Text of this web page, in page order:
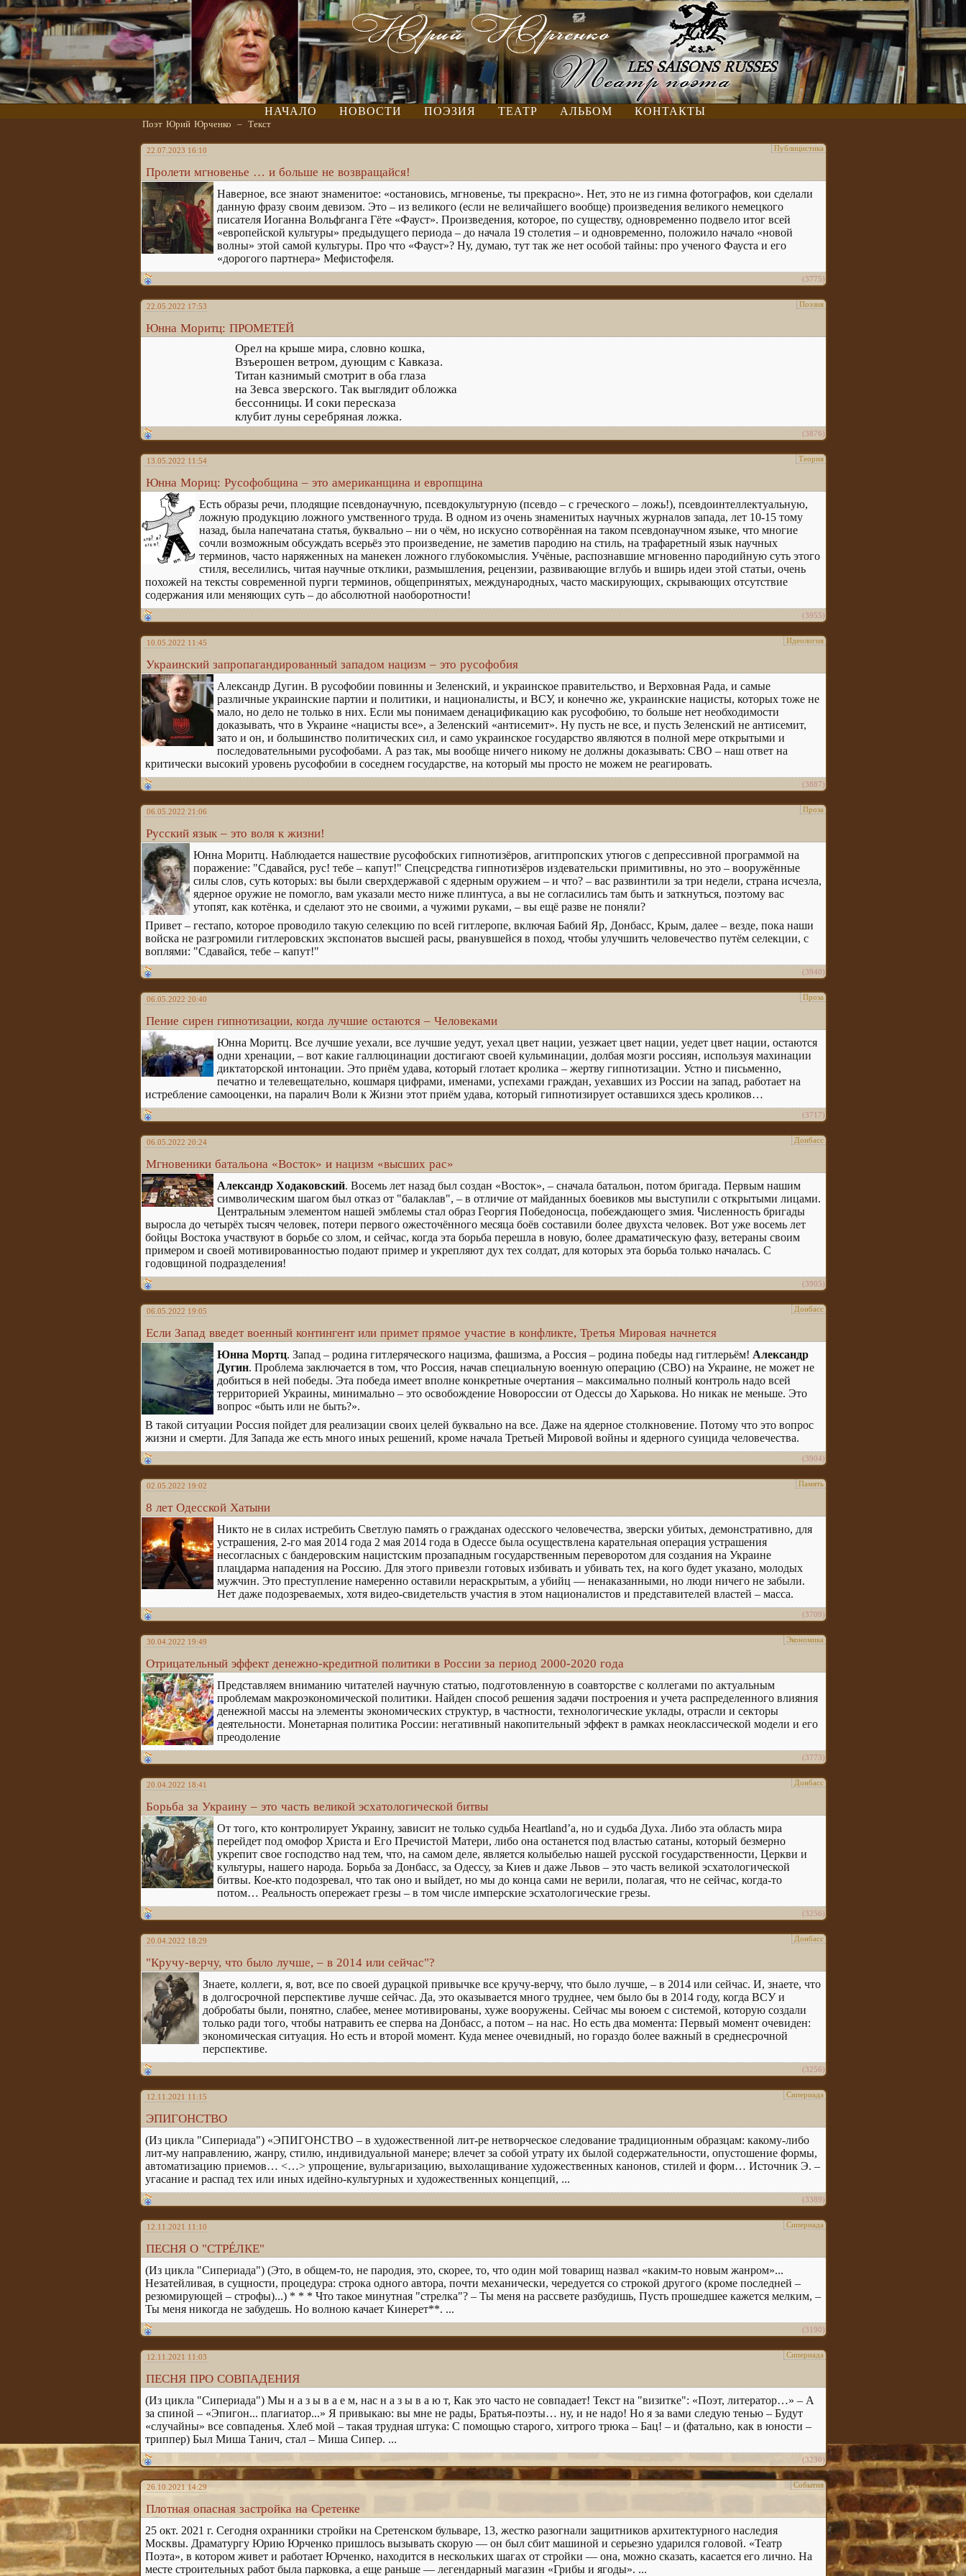
НАЧАЛО НОВОСТИ ПОЭЗИЯ ТЕАТР АЛЬБОМ КОНТАКТЫ
Поэт Юрий Юрченко – Текст
22.07.2023 16:10 Публицистика
Пролети мгновенье … и больше не возвращайся!
Наверное, все знают знаменитое: «остановись, мгновенье, ты прекрасно». Нет, это не из гимна фотографов, кои сделали
данную фразу своим девизом. Это – из великого (если не величайшего вообще) произведения великого немецкого
писателя Иоганна Вольфганга Гёте «Фауст». Произведения, которое, по существу, одновременно подвело итог всей
«европейской культуры» предыдущего периода – до начала 19 столетия – и одновременно, положило начало «новой
волны» этой самой культуры. Про что «Фауст»? Ну, думаю, тут так же нет особой тайны: про ученого Фауста и его
«дорогого партнера» Мефистофеля.
(3775)
22.05.2022 17:53 Поэзия
Юнна Моритц: ПРОМЕТЕЙ
Орел на крыше мира, словно кошка,
Взъерошен ветром, дующим с Кавказа.
Титан казнимый смотрит в оба глаза
на Зевса зверского. Так выглядит обложка
бессонницы. И соки пересказа
клубит луны серебряная ложка.
(3876)
13.05.2022 11:54 Теория
Юнна Мориц: Русофобщина – это американщина и европщина
Есть образы речи, плодящие псевдонаучную, псевдокультурную (псевдо – с греческого – ложь!), псевдоинтеллектуальную,
ложную продукцию ложного умственного труда. В одном из очень знаменитых научных журналов запада, лет 10-15 тому
назад, была напечатана статья, буквально – ни о чём, но искусно сотворённая на таком псевдонаучном языке, что многие
сочли возможным обсуждать всерьёз это произведение, не заметив пародию на стиль, на трафаретный язык научных
терминов, часто наряженных на манекен ложного глубокомыслия. Учёные, распознавшие мгновенно пародийную суть этого
стиля, веселились, читая научные отклики, размышления, рецензии, развивающие вглубь и вширь идеи этой статьи, очень
похожей на тексты современной пурги терминов, общепринятых, международных, часто маскирующих, скрывающих отсутствие
содержания или меняющих суть – до абсолютной наоборотности!
(3955)
10.05.2022 11:45 Идеология
Украинский запропагандированный западом нацизм – это русофобия
Александр Дугин. В русофобии повинны и Зеленский, и украинское правительство, и Верховная Рада, и самые
различные украинские партии и политики, и националисты, и ВСУ, и конечно же, украинские нацисты, которых тоже не
мало, но дело не только в них. Если мы понимаем денацификацию как русофобию, то больше нет необходимости
доказывать, что в Украине «нацисты все», а Зеленский «антисемит». Ну пусть не все, и пусть Зеленский не антисемит,
зато и он, и большинство политических сил, и само украинское государство являются в полной мере открытыми и
последовательными русофобами. А раз так, мы вообще ничего никому не должны доказывать: СВО – наш ответ на
критически высокий уровень русофобии в соседнем государстве, на который мы просто не можем не реагировать.
(3887)
06.05.2022 21:06 Проза
Русский язык – это воля к жизни!
Юнна Моритц. Наблюдается нашествие русофобских гипнотизёров, агитпропских утюгов с депрессивной программой на
поражение: "Сдавайся, рус! тебе – капут!" Спецсредства гипнотизёров издевательски примитивны, но это – вооружённые
силы слов, суть которых: вы были сверхдержавой с ядерным оружием – и что? – вас развинтили за три недели, страна исчезла,
ядерное оружие не помогло, вам указали место ниже плинтуса, а вы не согласились там быть и заткнуться, поэтому вас
утопят, как котёнка, и сделают это не своими, а чужими руками, – вы ещё разве не поняли?
Привет – гестапо, которое проводило такую селекцию по всей гитлеропе, включая Бабий Яр, Донбасс, Крым, далее – везде, пока наши
войска не разгромили гитлеровских экспонатов высшей расы, рванувшейся в поход, чтобы улучшить человечество путём селекции, с
воплями: "Сдавайся, тебе – капут!"
(3940)
06.05.2022 20:40 Проза
Пение сирен гипнотизации, когда лучшие остаются – Человеками
Юнна Моритц. Все лучшие уехали, все лучшие уедут, уехал цвет нации, уезжает цвет нации, уедет цвет нации, остаются
одни хренации, – вот какие галлюцинации достигают своей кульминации, долбая мозги россиян, используя махинации
диктаторской интонации. Это приём удава, который глотает кролика – жертву гипнотизации. Устно и письменно,
печатно и телевещательно, кошмаря цифрами, именами, успехами граждан, уехавших из России на запад, работает на
истребление самооценки, на паралич Воли к Жизни этот приём удава, который гипнотизирует оставшихся здесь кроликов…
(3717)
06.05.2022 20:24 Донбасс
Мгновеники батальона «Восток» и нацизм «высших рас»
Александр Ходаковский. Восемь лет назад был создан «Восток», – сначала батальон, потом бригада. Первым нашим
символическим шагом был отказ от "балаклав", – в отличие от майданных боевиков мы выступили с открытыми лицами.
Центральным элементом нашей эмблемы стал образ Георгия Победоносца, побеждающего змия. Численность бригады
выросла до четырёх тысяч человек, потери первого ожесточённого месяца боёв составили более двухста человек. Вот уже восемь лет
бойцы Востока участвуют в борьбе со злом, и сейчас, когда эта борьба перешла в новую, более драматическую фазу, ветераны своим
примером и своей мотивированностью подают пример и укрепляют дух тех солдат, для которых эта борьба только началась. С
годовщиной подразделения!
(3905)
06.05.2022 19:05 Донбасс
Если Запад введет военный контингент или примет прямое участие в конфликте, Третья Мировая начнется
Юнна Мортц. Запад – родина гитлеряческого нацизма, фашизма, а Россия – родина победы над гитлерьём! Александр
Дугин. Проблема заключается в том, что Россия, начав специальную военную операцию (СВО) на Украине, не может не
добиться в ней победы. Эта победа имеет вполне конкретные очертания – максимально полный контроль надо всей
территорией Украины, минимально – это освобождение Новороссии от Одессы до Харькова. Но никак не меньше. Это
вопрос «быть или не быть?».
В такой ситуации Россия пойдет для реализации своих целей буквально на все. Даже на ядерное столкновение. Потому что это вопрос
жизни и смерти. Для Запада же есть много иных решений, кроме начала Третьей Мировой войны и ядерного суицида человечества.
(3904)
02.05.2022 19:02 Память
8 лет Одесской Хатыни
Никто не в силах истребить Светлую память о гражданах одесского человечества, зверски убитых, демонстративно, для
устрашения, 2-го мая 2014 года 2 мая 2014 года в Одессе была осуществлена карательная операция устрашения
несогласных с бандеровским нацистским прозападным государственным переворотом для создания на Украине
плацдарма нападения на Россию. Для этого привезли готовых избивать и убивать тех, на кого будет указано, молодых
мужчин. Это преступление намеренно оставили нераскрытым, а убийц — ненаказанными, но люди ничего не забыли.
Нет даже подозреваемых, хотя видео-свидетельств участия в этом националистов и представителей властей – масса.
(3709)
30.04.2022 19:49 Экономика
Отрицательный эффект денежно-кредитной политики в России за период 2000-2020 года
Представляем вниманию читателей научную статью, подготовленную в соавторстве с коллегами по актуальным
проблемам макроэкономической политики. Найден способ решения задачи построения и учета распределенного влияния
денежной массы на элементы экономических структур, в частности, технологические уклады, отрасли и секторы
деятельности. Монетарная политика России: негативный накопительный эффект в рамках неоклассической модели и его
преодоление
(3773)
20.04.2022 18:41 Донбасс
Борьба за Украину – это часть великой эсхатологической битвы
От того, кто контролирует Украину, зависит не только судьба Heartland’а, но и судьба Духа. Либо эта область мира
перейдет под омофор Христа и Его Пречистой Матери, либо она останется под властью сатаны, который безмерно
укрепит свое господство над тем, что, на самом деле, является колыбелью нашей русской государственности, Церкви и
культуры, нашего народа. Борьба за Донбасс, за Одессу, за Киев и даже Львов – это часть великой эсхатологической
битвы. Кое-кто подозревал, что так оно и выйдет, но мы до конца сами не верили, полагая, что не сейчас, когда-то
потом… Реальность опережает грезы – в том числе имперские эсхатологические грезы.
(3256)
20.04.2022 18:29 Донбасс
"Кручу-верчу, что было лучше, – в 2014 или сейчас"?
Знаете, коллеги, я, вот, все по своей дурацкой привычке все кручу-верчу, что было лучше, – в 2014 или сейчас. И, знаете, что
в долгосрочной перспективе лучше сейчас. Да, это оказывается много труднее, чем было бы в 2014 году, когда ВСУ и
добробаты были, понятно, слабее, менее мотивированы, хуже вооружены. Сейчас мы воюем с системой, которую создали
только ради того, чтобы натравить ее сперва на Донбасс, а потом – на нас. Но есть два момента: Первый момент очевиден:
экономическая ситуация. Но есть и второй момент. Куда менее очевидный, но гораздо более важный в среднесрочной
перспективе.
(3256)
12.11.2021 11:15 Сипериада
ЭПИГОНСТВО
(Из цикла "Сипериада") «ЭПИГОНСТВО – в художественной лит-ре нетворческое следование традиционным образцам: какому-либо
лит-му направлению, жанру, стилю, индивидуальной манере; влечет за собой утрату их былой содержательности, опустошение формы,
автоматизацию приемов… <…> упрощение, вульгаризацию, выхолащивание художественных канонов, стилей и форм… Источник Э. –
угасание и распад тех или иных идейно-культурных и художественных концепций, ...
(3389)
12.11.2021 11:10 Сипериада
ПЕСНЯ О "СТРÉЛКЕ"
(Из цикла "Сипериада") (Это, в общем-то, не пародия, это, скорее, то, что один мой товарищ назвал «каким-то новым жанром»...
Незатейливая, в сущности, процедура: строка одного автора, почти механически, чередуется со строкой другого (кроме последней –
резюмирующей – строфы)...) * * * Что такое минутная "стрелка"? – Ты меня на рассвете разбудишь, Пусть прошедшее кажется мелким, –
Ты меня никогда не забудешь. Но волною качает Кинерет**. ...
(3190)
12.11.2021 11:03 Сипериада
ПЕСНЯ ПРО СОВПАДЕНИЯ
(Из цикла "Сипериада") Мы н а з ы в а е м, нас н а з ы в а ю т, Как это часто не совпадает! Текст на "визитке": «Поэт, литератор…» – А
за спиной – «Эпигон... плагиатор...» Я привыкаю: вы мне не рады, Братья-поэты… ну, и не надо! Но я за вами следую тенью – Будут
«случайны» все совпаденья. Хлеб мой – такая трудная штука: С помощью старого, хитрого трюка – Бац! – и (фатально, как в юности –
триппер) Был Миша Танич, стал – Миша Сипер. ...
(3230)
26.10.2021 14:29 События
Плотная опасная застройка на Сретенке
25 окт. 2021 г. Сегодня охранники стройки на Сретенском бульваре, 13, жестко разогнали защитников архитектурного наследия
Москвы. Драматургу Юрию Юрченко пришлось вызывать скорую — он был сбит машиной и серьезно ударился головой. «Театр
Поэта», в котором живет и работает Юрченко, находится в нескольких шагах от стройки — она, можно сказать, касается его лично. На
месте строительных работ была парковка, а еще раньше — легендарный магазин «Грибы и ягоды». ...